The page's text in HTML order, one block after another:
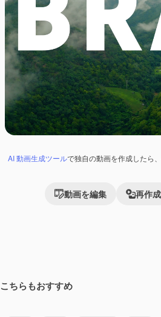
AI 動画生成ツールで独自の動画を作成したら
動画を編集 再作成
こちらもおすすめ